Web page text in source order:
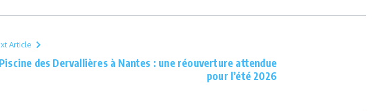
Article
Piscine des Dervallières à Nantes : une réouverture attendue
pour l’été 2026